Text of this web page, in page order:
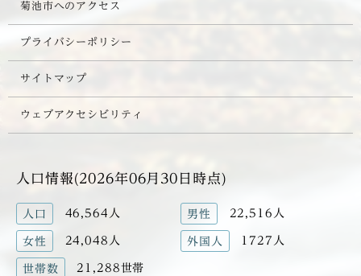
菊池市へのアクセス
プライバシーポリシー
サイトマップ
ウェブアクセシビリティ
人口情報(2026年06月30日時点)
人口 46,564人 男性 22,516人
女性 24,048人 外国人 1727人
世帯数 21,288世帯